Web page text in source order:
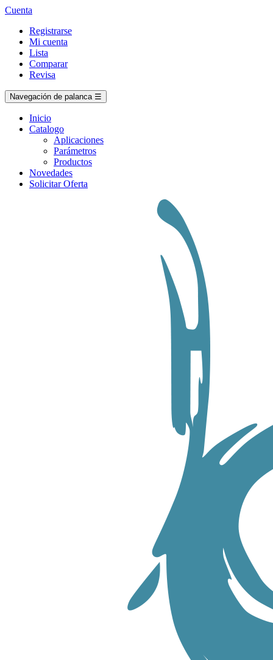
Cuenta
Registrarse
Mi cuenta
Lista
Comparar
Revisa
Navegación de palanca ☰
Inicio
Catalogo
Aplicaciones
Parámetros
Productos
Novedades
Solicitar Oferta